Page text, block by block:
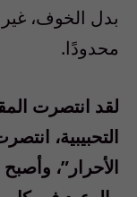
بدل الخوف،
محدودًا.
لقد انتصرت
التحبيبية،
الأحرار”،